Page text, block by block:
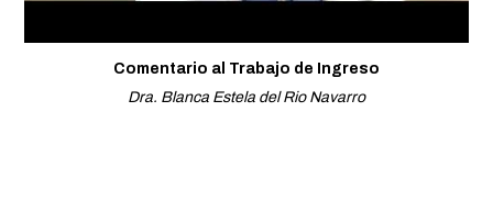
Comentario al Trabajo de Ingreso
Dra. Blanca Estela del Rio Navarro